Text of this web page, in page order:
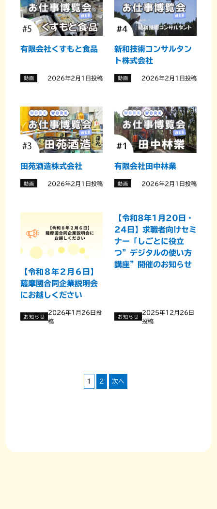
薩摩川内市
有限会社くすもと食品
動画 2026年2月1日投稿
新和技術コンサルタン
ト株式会社
動画 2026年2月1日投稿
田苑酒造株式会社
動画 2026年2月1日投稿
有限会社田中林業
動画 2026年2月1日投稿
【令和８年２月６日】
薩󠄀摩國合同企業説明会
にお越しください
お知らせ
2026年1月26日投
稿
【令和8年1月20日・
24日】求職者向けセミ
ナー「しごとに役立
つ”デジタルの使い方
講座”開催のお知らせ
お知らせ
2025年12月26日
投稿
1 2 次へ